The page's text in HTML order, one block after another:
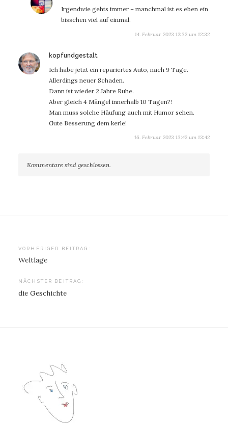
Irgendwie gehts immer – manchmal ist es eben ein
bisschen viel auf einmal.
14. Februar 2023 12:32 um 12:32
kopfundgestalt
Ich habe jetzt ein repariertes Auto, nach 9 Tage.
Allerdings neuer Schaden.
Dann ist wieder 2 Jahre Ruhe.
Aber gleich 4 Mängel innerhalb 10 Tagen?!
Man muss solche Häufung auch mit Humor sehen.
Gute Besserung dem kerle!
16. Februar 2023 13:42 um 13:42
Kommentare sind geschlossen.
Beitragsnavigation
VORHERIGER BEITRAG:
Weltlage
NÄCHSTER BEITRAG:
die Geschichte